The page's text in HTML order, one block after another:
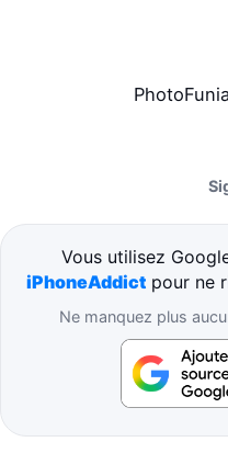
Vous utilisez
iPhoneAddict pour ne
Ne manquez plus